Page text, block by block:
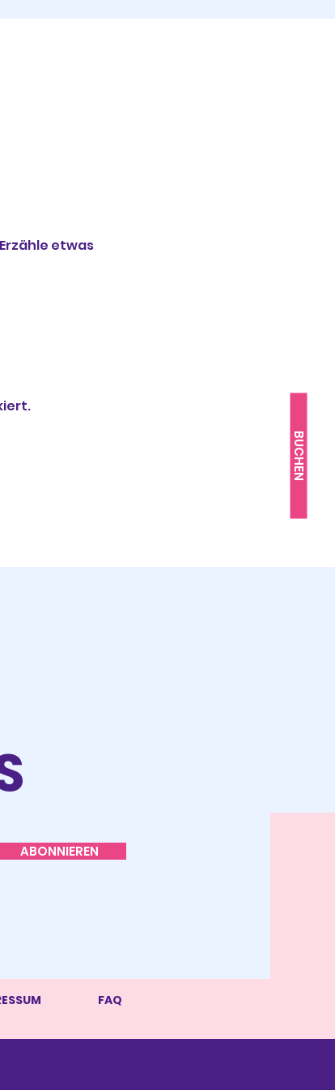
BUCHEN
etwas
FAQ
ABONNIEREN